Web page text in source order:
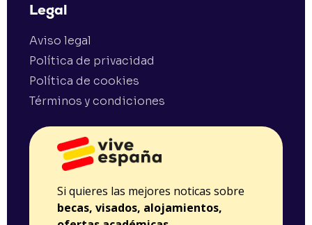
Legal
Aviso legal
Política de privacidad
Política de cookies
Términos y condiciones